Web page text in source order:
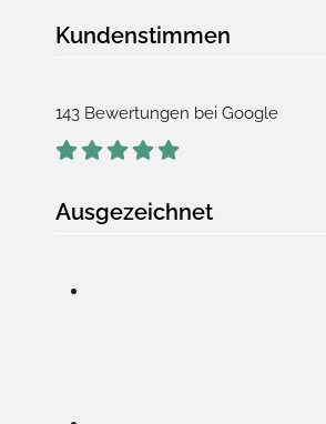
Kundenstimmen
143 Bewertungen bei Google
Ausgezeichnet